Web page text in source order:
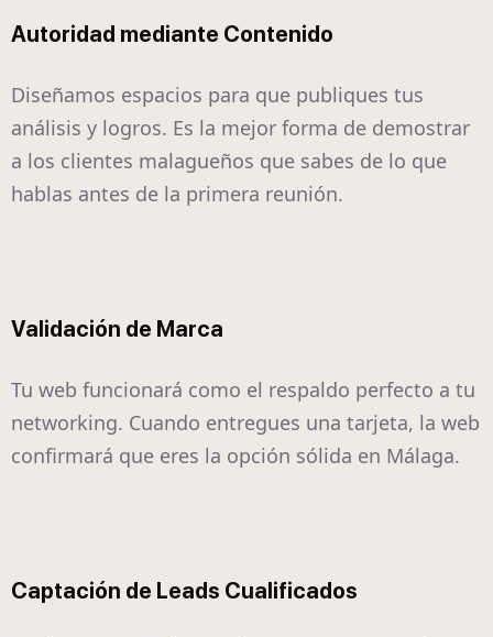
Autoridad mediante Contenido
Diseñamos espacios para que publiques tus
análisis y logros. Es la mejor forma de demostrar
a los clientes malagueños que sabes de lo que
hablas antes de la primera reunión.
Validación de Marca
Tu web funcionará como el respaldo perfecto a tu
networking. Cuando entregues una tarjeta, la web
confirmará que eres la opción sólida en Málaga.
Captación de Leads Cualificados